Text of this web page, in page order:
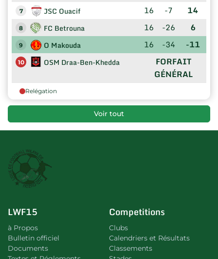
7 JSC Ouacif 16 -7 14
8 FC Betrouna 16 -26 6
9 O Makouda 16 -34 -11
10 OSM Draa-Ben-Khedda
FORFAIT
GÉNÉRAL
Relégation
Voir tout
LWF15
à Propos
Bulletin officiel
Documents
Competitions
Clubs
Calendriers et Résultats
Classements